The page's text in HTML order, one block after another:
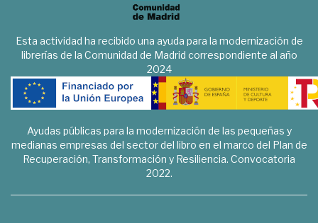
Esta actividad ha recibido una ayuda para la modernización de
librerías de la Comunidad de Madrid correspondiente al año
2024
Ayudas públicas para la modernización de las pequeñas y
medianas empresas del sector del libro en el marco del Plan de
Recuperación, Transformación y Resiliencia. Convocatoria
2022.